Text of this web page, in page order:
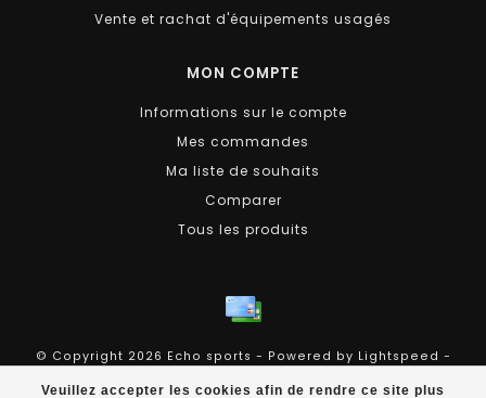
Veuillez accepter les cookies afin de rendre ce site plus
Vente et rachat d'équipements usagés
MON COMPTE
Informations sur le compte
Mes commandes
Ma liste de souhaits
Comparer
Tous les produits
© Copyright 2026 Echo sports - Powered by Lightspeed -